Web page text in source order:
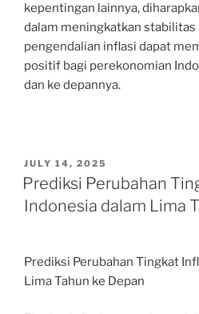
kepentingan lainnya,
dalam meningkatkan
pengendalian inflasi dapat
positif bagi perekonomian
dan ke depannya.
POSTED
ON
JULY 14, 2025
Prediksi Perubahan
Indonesia dalam Lima
Prediksi Perubahan Tingkat
Lima Tahun ke Depan